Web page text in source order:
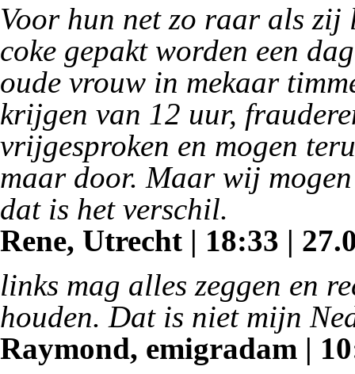
Voor hun net zo raar als zij
coke gepakt worden een
oude vrouw in mekaar
krijgen van 12 uur,
vrijgesproken en mogen
maar door. Maar wij
dat is het verschil.
Rene, Utrecht | 18:33 |
links mag alles zeggen en
houden. Dat is niet mijn
Raymond, emigradam |